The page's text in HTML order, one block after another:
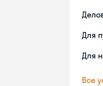
Для
Для
Все